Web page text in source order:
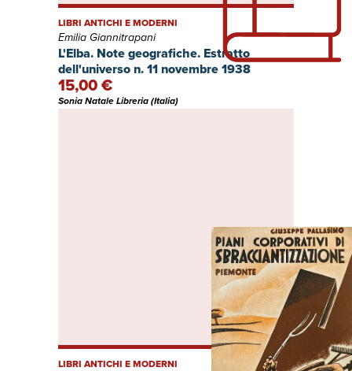
L'Elba. Note geografiche. Estratto
dell'universo n. 11 novembre 1938
LIBRI ANTICHI E MODERNI
Emilia Giannitrapani
15,00 €
Sonia Natale Libreria (Italia)
LIBRI ANTICHI E MODERNI